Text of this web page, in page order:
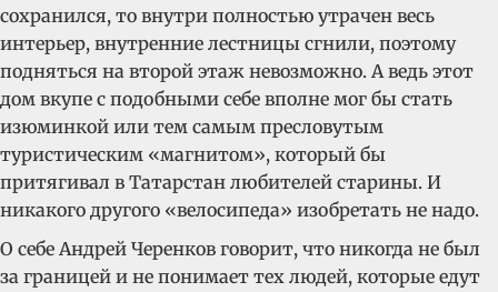
сохранился, то внутри полностью утрачен весь
интерьер, внутренние лестницы сгнили, поэтому
подняться на второй этаж невозможно. А ведь этот
дом вкупе с подобными себе вполне мог бы стать
изюминкой или тем самым пресловутым
туристическим «магнитом», который бы
притягивал в Татарстан любителей старины. И
никакого другого «велосипеда» изобретать не надо.
О себе Андрей Черенков говорит, что никогда не был
за границей и не понимает тех людей, которые едут